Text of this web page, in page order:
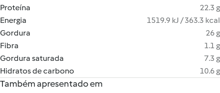
Proteína
22.3 g
Energia
1519.9 kJ / 363.3 kcal
Gordura
26 g
Fibra
1.1 g
Gordura saturada
7.3 g
Hidratos de carbono
10.6 g
Também apresentado em